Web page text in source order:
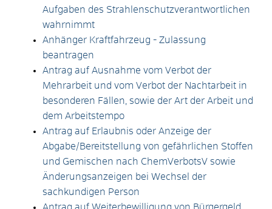
Aufgaben des Strahlenschutzverantwortlichen
wahrnimmt
Anhänger Kraftfahrzeug - Zulassung
beantragen
Antrag auf Ausnahme vom Verbot der
Mehrarbeit und vom Verbot der Nachtarbeit in
besonderen Fällen, sowie der Art der Arbeit und
dem Arbeitstempo
Antrag auf Erlaubnis oder Anzeige der
Abgabe/Bereitstellung von gefährlichen Stoffen
und Gemischen nach ChemVerbotsV sowie
Änderungsanzeigen bei Wechsel der
sachkundigen Person
Antrag auf Weiterbewilligung von Bürgergeld